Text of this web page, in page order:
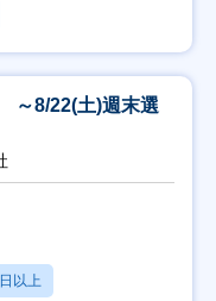
～8/22(土)週末選
以上